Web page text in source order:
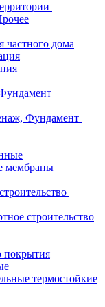
дома
Фундамент
мембраны
строительство
покрытия
термостойкие